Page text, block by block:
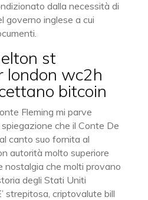
dalla necessità di
governo inglese a cui
st
london wc2h
bitcoin
Fleming mi parve
che il Conte De
canto suo fornita al
autorità molto superiore
nostalgia che molti provano
degli Stati Uniti
strepitosa, criptovalute bill